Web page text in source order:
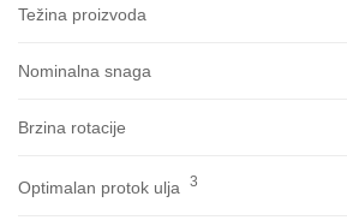
Težina proizvoda
Nominalna snaga
Brzina rotacije
Optimalan protok ulja 3